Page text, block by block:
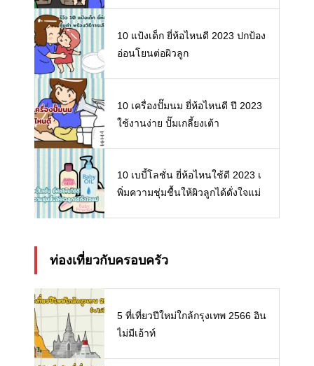
10 แป้งเด็ก ยี่ห้อไหนดี 2023 ปกป้อง
อ่อนโยนต่อผิวลูก
10 เครื่องปั๊มนม ยี่ห้อไหนดี ปี 2023
ใช้งานง่าย ปั๊มเกลี้ยงเต้า
10 เบบี้โลชั่น ยี่ห้อไหนใช้ดี 2023 เ
พิ่มความชุ่มชื้นให้ผิวลูกได้ดั่งใจแม่
ท่องเที่ยวกับครอบครัว
5 ที่เที่ยวปีใหม่ใกล้กรุงเทพ 2566 อิน
ไม่มีเอ้าท์